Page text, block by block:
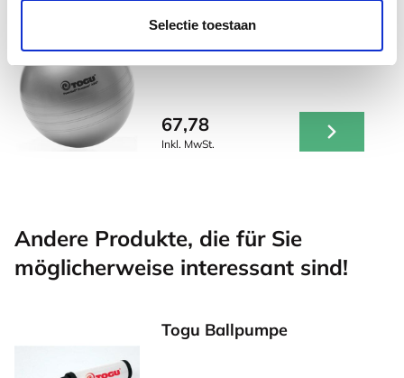
Selectie toestaan
67,78
Inkl. MwSt.
Andere Produkte, die für Sie
möglicherweise interessant sind!
Togu Ballpumpe